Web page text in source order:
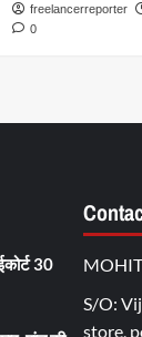
freelancerreporter
0
30
MOHIT
S/O:
store,